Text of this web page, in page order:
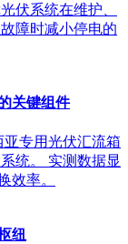
伏系统在维护、
障时减小停电的
关键组件
专用光伏汇流箱
统。 实测数据显
效率。
纽